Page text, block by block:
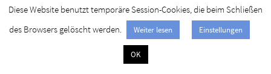
Diese Website benutzt temporäre Session-Cookies, die beim Schließen
des Browsers gelöscht werden.
Weiter lesen Einstellungen
OK